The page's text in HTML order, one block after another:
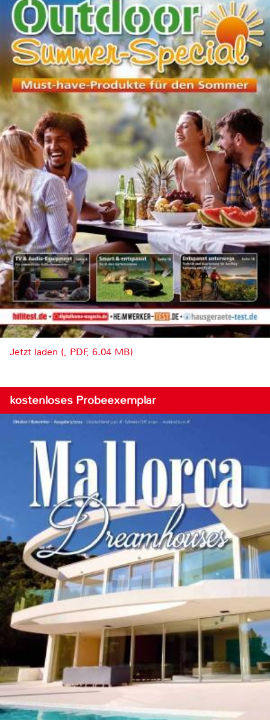
Jetzt laden (, PDF, 6.04 MB)
kostenloses Probeexemplar